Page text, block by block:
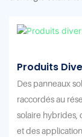
Produits
Des panneaux
raccordés au
solaire hybrides,
et des